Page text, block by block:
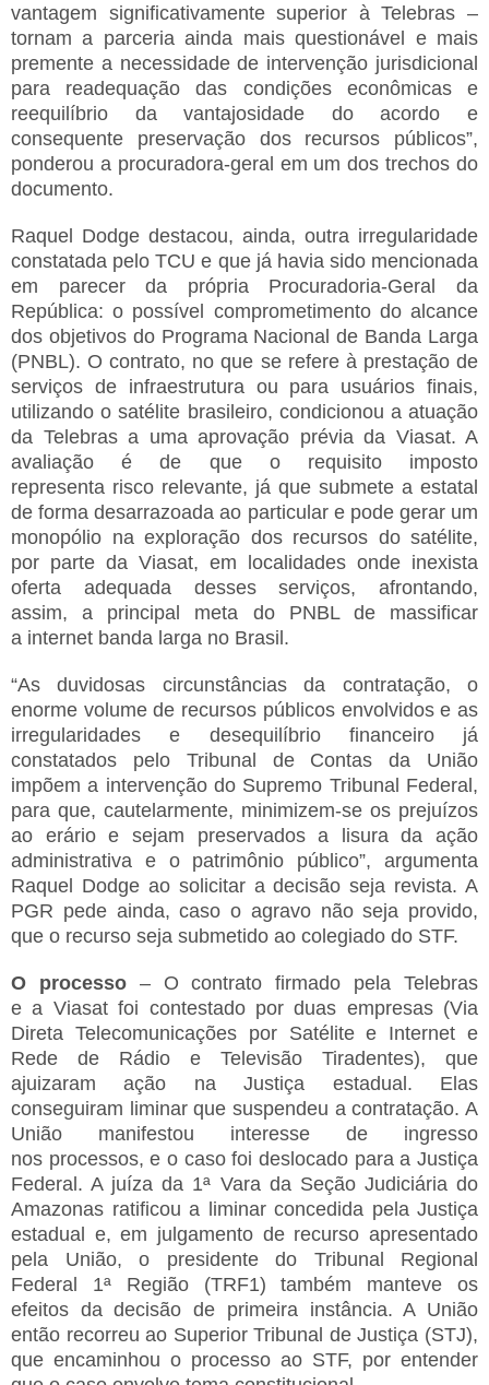
vantagem significativamente superior à Telebras –
tornam a parceria ainda mais questionável e mais
premente a necessidadede intervenção jurisdicional
para readequação das condições econômicas e
reequilíbrio da vantajosidade do acordo e
consequente preservação dos recursos públicos”,
ponderou a procuradora-geral em um dos trechos do
documento.
Raquel Dodge destacou, ainda, outra irregularidade
constatada pelo TCU e que já havia sido mencionada
em parecer da própria Procuradoria-Geral da
República: o possível comprometimento do alcance
dos objetivos do Programa Nacional de Banda Larga
(PNBL). O contrato, no que se refere à prestação de
serviços de infraestrutura ou para usuários finais,
utilizando o satélite brasileiro, condicionou a atuação
da Telebras a uma aprovação prévia da Viasat. A
avaliação é de que o requisito imposto
representa risco relevante, já que submete a estatal
de forma desarrazoada ao particular e pode gerar um
monopólio na exploração dos recursos do satélite,
por parte da Viasat, em localidades onde inexista
oferta adequada desses serviços, afrontando,
assim,a principal meta do PNBL de massificar
a internet banda larga no Brasil.
“As duvidosas circunstânciasda contratação, o
enorme volume de recursos públicos envolvidos e as
irregularidades e desequilíbrio financeiro já
constatados pelo Tribunal de Contas da União
impõem a intervençãodo Supremo Tribunal Federal,
para que, cautelarmente, minimizem-se os prejuízos
ao erário e sejam preservados a lisura da ação
administrativa e o patrimônio público”, argumenta
Raquel Dodge ao solicitar adecisãoseja revista. A
PGR pede ainda, caso o agravo não seja provido,
que o recurso seja submetido ao colegiado do STF.
O processo– O contrato firmado pela Telebras
ea Viasat foi contestado por duas empresas (Via
Direta Telecomunicações por Satélite e Internet e
Rede de Rádio e Televisão Tiradentes), que
ajuizaram ação na Justiça estadual. Elas
conseguiram liminar que suspendeu a contratação. A
União manifestou interesse de ingresso
nos processos, e o caso foi deslocado para a Justiça
Federal. A juíza da 1ª Vara da Seção Judiciária do
Amazonas ratificou a liminar concedida pela Justiça
estadual e, em julgamento de recurso apresentado
pela União, o presidente do Tribunal Regional
Federal 1ª Região (TRF1) também manteve os
efeitos da decisão de primeira instância. A União
então recorreu ao Superior Tribunal de Justiça (STJ),
que encaminhou o processo ao STF, por entender